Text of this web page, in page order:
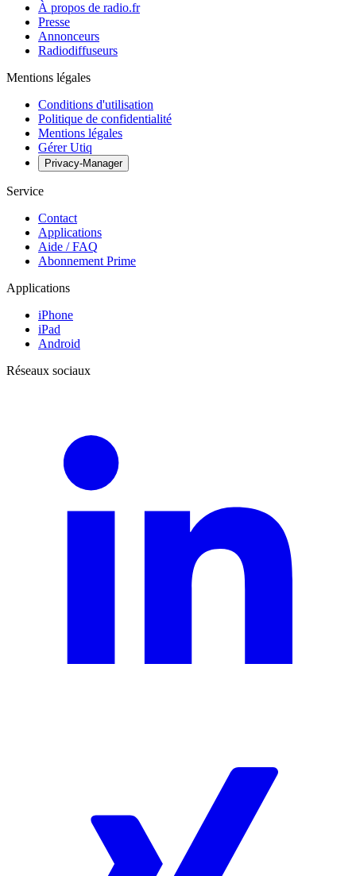
À propos de radio.fr
Presse
Annonceurs
Radiodiffuseurs
Mentions légales
Conditions d'utilisation
Politique de confidentialité
Mentions légales
Gérer Utiq
Privacy-Manager
Service
Contact
Applications
Aide / FAQ
Abonnement Prime
Applications
iPhone
iPad
Android
Réseaux sociaux